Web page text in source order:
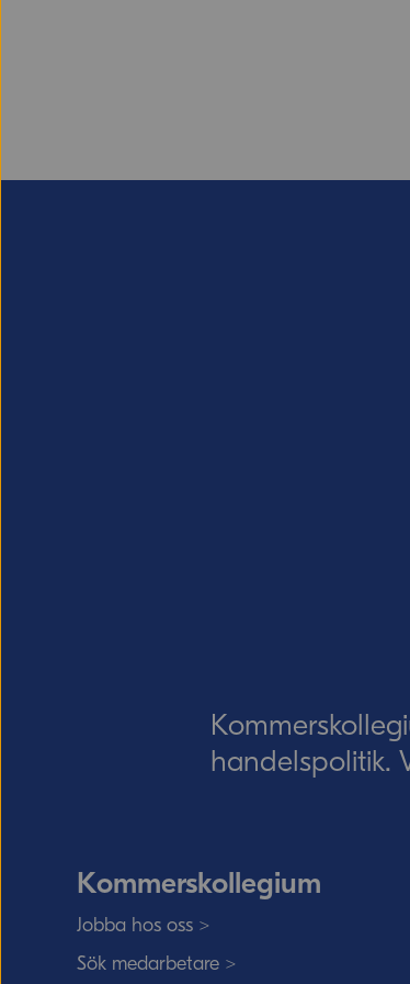
handelspolitik.
Kommerskollegium
Jobba hos oss >
Sök medarbetare >